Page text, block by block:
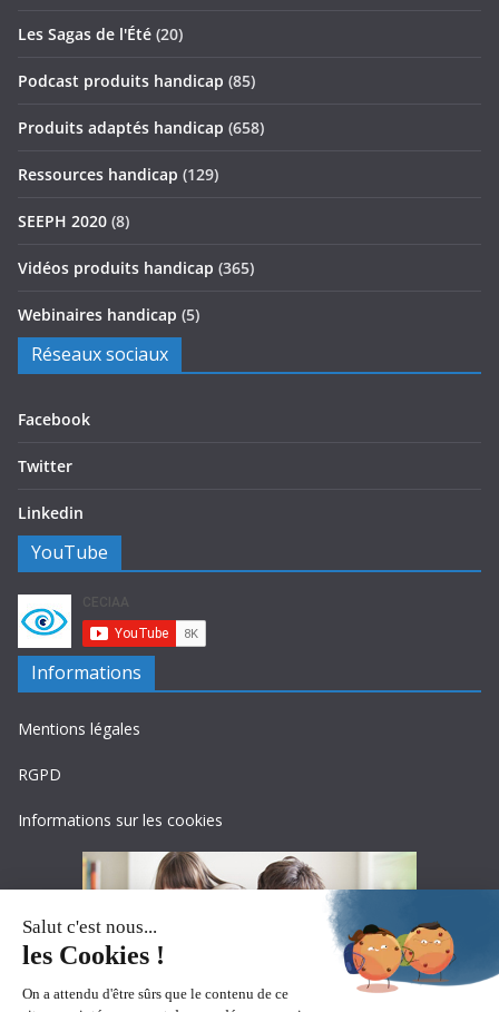
Les Sagas de l'Été (20)
Podcast produits handicap (85)
Produits adaptés handicap (658)
Ressources handicap (129)
SEEPH 2020 (8)
Vidéos produits handicap (365)
Webinaires handicap (5)
Réseaux sociaux
Facebook
Twitter
Linkedin
YouTube
Informations
Mentions légales
RGPD
Informations sur les cookies